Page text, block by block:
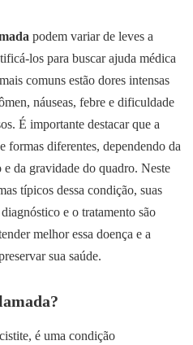
podem variar de leves a
los para buscar ajuda médica
comuns estão dores intensas
náuseas, febre e dificuldade
É importante destacar que a
formas diferentes, dependendo da
da gravidade do quadro. Neste
típicos dessa condição, suas
e o tratamento são
melhor essa doença e a
sua saúde.
é uma condição